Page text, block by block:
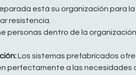
está su organización para
resistencia.
personas dentro de la
Los sistemas prefabricados
perfectamente a las necesidades